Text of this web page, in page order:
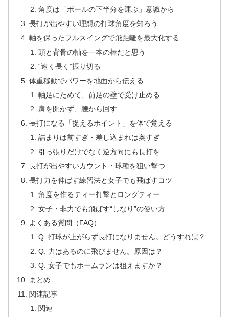
角度は「ボールの下半分を運ぶ」意識から
長打が出やすい理想の打球角度を知ろう
軸を保ったフルスイングで飛距離を最大化する
頭と背骨の軸を一本の棒だと思う
“速く長く”振り切る
体重移動でパワーを地面から伝える
軸足にためて、前足の壁で受け止める
肩を開かず、腰から回す
長打になる「捉えるポイント」を体で覚える
詰まりは前すぎ・差し込まれは奥すぎ
引っ張りだけでなく逆方向にも長打を
長打が出やすいカウント・球種を狙い撃つ
長打力を伸ばす練習法と女子でも飛ばすコツ
角度を作るティー打撃とロングティー
女子・非力でも飛ばす“しなり”の使い方
よくある質問（FAQ）
Q. 打球が上がらず長打になりません。どうすれば？
Q. 力はあるのに飛びません。原因は？
Q. 女子でもホームランは狙えますか？
まとめ
関連記事
関連